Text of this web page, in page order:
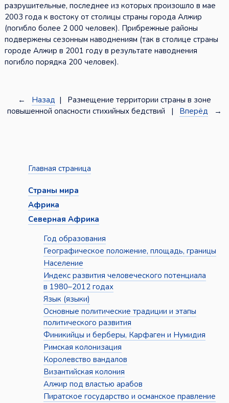
разрушительные, последнее из которых произошло в мае
2003 года к востоку от столицы страны города Алжир
(погибло более 2 000 человек). Прибрежные районы
подвержены сезонным наводнениям (так в столице страны
городе Алжир в 2001 году в результате наводнения
погибло порядка 200 человек).
← Назад | Размещение территории страны в зоне
повышенной опасности стихийных бедствий | Вперёд →
Главная страница
Страны мира
Африка
Северная Африка
Год образования
Географическое положение, площадь, границы
Население
Индекс развития человеческого потенциала
в 1980–2012 годах
Язык (языки)
Основные политические традиции и этапы
политического развития
Финикийцы и берберы, Карфаген и Нумидия
Римская колонизация
Королевство вандалов
Византийская колония
Алжир под властью арабов
Пиратское государство и османское правление